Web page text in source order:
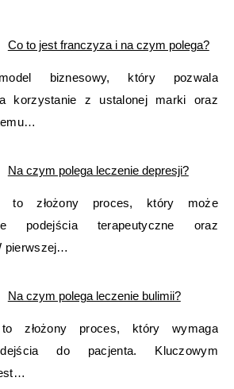
Co to jest franczyza i na czym polega?
biznesowy, który pozwala
korzystanie z ustalonej marki oraz
Na czym polega leczenie depresji?
to złożony proces, który może
podejścia terapeutyczne oraz
pierwszej…
Na czym polega leczenie bulimii?
złożony proces, który wymaga
do pacjenta. Kluczowym